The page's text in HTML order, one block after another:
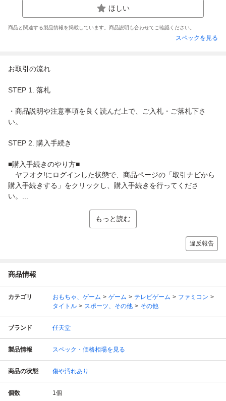
ほしい
商品と関連する製品情報を掲載しています。商品説明も合わせてご確認ください。
スペックを見る
お取引の流れ
STEP 1. 落札
・商品説明や注意事項を良く読んだ上で、ご入札・ご落札下さ
い。
STEP 2. 購入手続き
■購入手続きのやり方■
ヤフオク!にログインした状態で、商品ページの「取引ナビから
購入手続きする」をクリックし、購入手続きを行ってくださ
い。...
もっと読む
違反報告
商品情報
カテゴリ おもちゃ、ゲーム ゲーム テレビゲーム
ファミコン
タイトル
スポーツ、その他 その他
ブランド 任天堂
製品情報 スペック・価格相場を見る
商品の状態 傷や汚れあり
個数 1個